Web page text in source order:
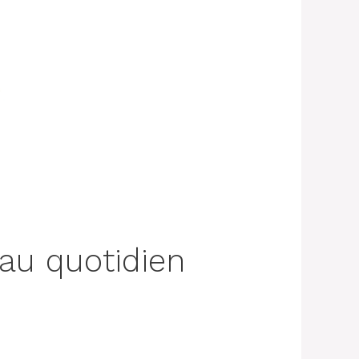
quotidien